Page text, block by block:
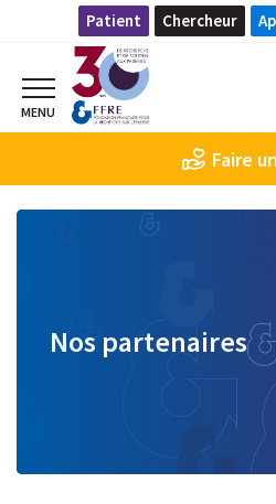
Patient Chercheur
Faire
Nos partenaires